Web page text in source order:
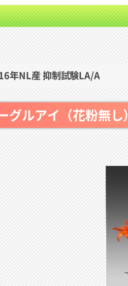
年NL産 抑制試験LA/A
グルアイ（花粉無し）